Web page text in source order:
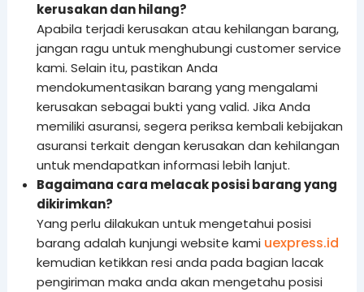
kerusakan dan hilang?
Apabila terjadi kerusakan atau kehilangan barang,
jangan ragu untuk menghubungi customer service
kami. Selain itu, pastikan Anda
mendokumentasikan barang yang mengalami
kerusakan sebagai bukti yang valid. Jika Anda
memiliki asuransi, segera periksa kembali kebijakan
asuransi terkait dengan kerusakan dan kehilangan
untuk mendapatkan informasi lebih lanjut.
Bagaimana cara melacak posisi barang yang
dikirimkan?
Yang perlu dilakukan untuk mengetahui posisi
barang adalah kunjungi website kami uexpress.id
kemudian ketikkan resi anda pada bagian lacak
pengiriman maka anda akan mengetahu posisi